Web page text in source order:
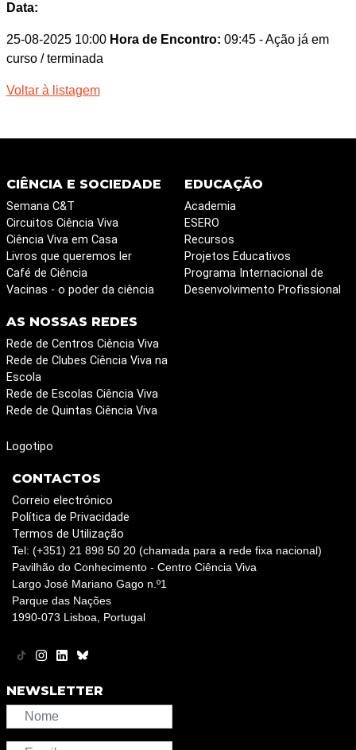
Data:
25-08-2025 10:00 Hora de Encontro: 09:45 - Ação já em
curso / terminada
Voltar à listagem
CIÊNCIA E SOCIEDADE
Semana C&T
Circuitos Ciência Viva
Ciência Viva em Casa
Livros que queremos ler
Café de Ciência
Vacinas - o poder da ciência
EDUCAÇÃO
Academia
ESERO
Recursos
Projetos Educativos
Programa Internacional de
Desenvolvimento Profissional
AS NOSSAS REDES
Rede de Centros Ciência Viva
Rede de Clubes Ciência Viva na
Escola
Rede de Escolas Ciência Viva
Rede de Quintas Ciência Viva
Logotipo
CONTACTOS
Correio electrónico
Política de Privacidade
Termos de Utilização
Tel: (+351) 21 898 50 20 (chamada para a rede fixa nacional)
Pavilhão do Conhecimento - Centro Ciência Viva
Largo José Mariano Gago n.º1
Parque das Nações
1990-073 Lisboa, Portugal
NEWSLETTER